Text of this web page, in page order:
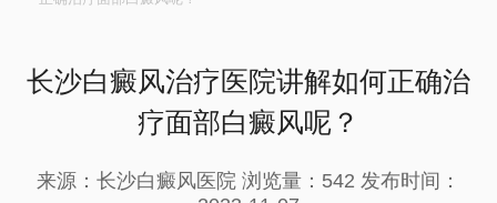
长沙白癜风治疗医院讲解如何正确治
疗面部白癜风呢？
来源：长沙白癜风医院 浏览量：542 发布时间：